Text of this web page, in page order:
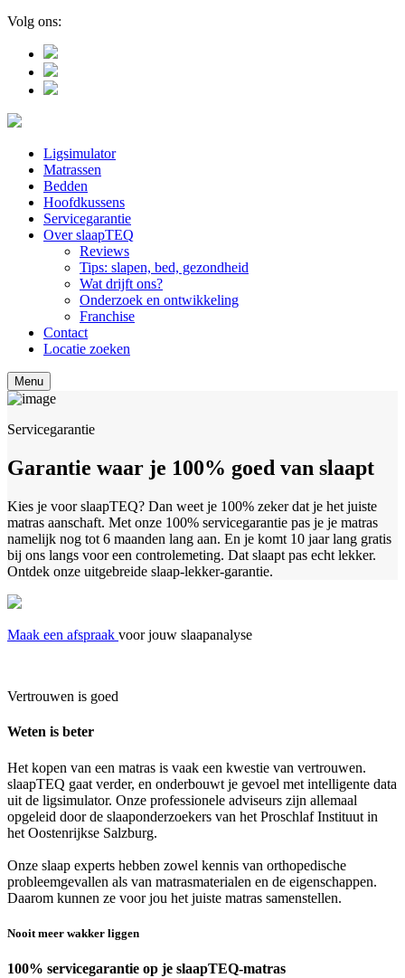
Volg ons:
Ligsimulator
Matrassen
Bedden
Hoofdkussens
Servicegarantie
Over slaapTEQ
Reviews
Tips: slapen, bed, gezondheid
Wat drijft ons?
Onderzoek en ontwikkeling
Franchise
Contact
Locatie zoeken
Menu
Servicegarantie
Garantie waar je 100% goed van slaapt
Kies je voor slaapTEQ? Dan weet je 100% zeker dat je het juiste
matras aanschaft. Met onze 100% servicegarantie pas je je matras
namelijk nog tot 6 maanden lang aan. En je komt 10 jaar lang gratis
bij ons langs voor een controlemeting. Dat slaapt pas echt lekker.
Ontdek onze uitgebreide slaap-lekker-garantie.
Maak een afspraak voor jouw slaapanalyse
Vertrouwen is goed
Weten is beter
Het kopen van een matras is vaak een kwestie van vertrouwen.
slaapTEQ gaat verder, en onderbouwt je gevoel met intelligente data
uit de ligsimulator. Onze professionele adviseurs zijn allemaal
opgeleid door de slaaponderzoekers van het Proschlaf Instituut in
het Oostenrijkse Salzburg.
Onze slaap experts hebben zowel kennis van orthopedische
probleemgevallen als van matrasmaterialen en de eigenschappen.
Daarom kunnen ze voor jou het juiste matras samenstellen.
Nooit meer wakker liggen
100% servicegarantie op je slaapTEQ-matras